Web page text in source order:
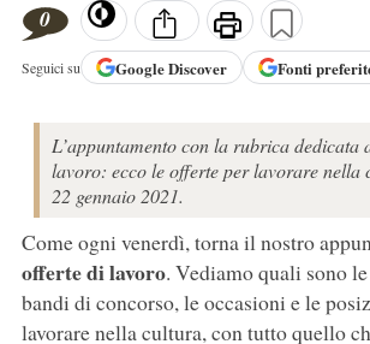
0
Seguici su GoogleDiscover Fonti
L’appuntamento con la rubrica dedicata
lavoro: ecco le offerte per lavorare nella
22 gennaio 2021.
Come ogni venerdì, torna il nostro
offerte di lavoro. Vediamo quali sono
bandi di concorso, le occasioni e le
lavorare nella cultura, con tutto quello